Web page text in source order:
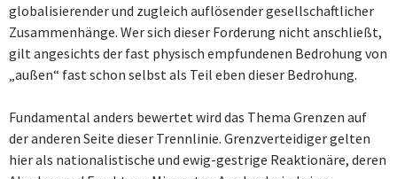
globalisierender und zugleich auflösender gesellschaftlicher
Zusammenhänge. Wer sich dieser Forderung nicht anschließt,
gilt angesichts der fast physisch empfundenen Bedrohung von
„außen“ fast schon selbst als Teil eben dieser Bedrohung.
Fundamental anders bewertet wird das Thema Grenzen auf
der anderen Seite dieser Trennlinie. Grenzverteidiger gelten
hier als nationalistische und ewig-gestrige Reaktionäre, deren